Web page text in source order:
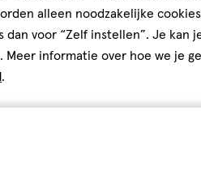
Gratisbezorging vanaf €35
alleen noodzakelijke
dan voor “Zelf instellen”. Je kan
. Meer informatie over hoe we je
.